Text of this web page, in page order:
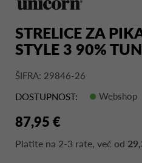
STRELICE ZA
STYLE 3 90%
ŠIFRA: 29846-26
DOSTUPNOST:
Webshop
87,95 €
Platite na 2-3 rate, već od